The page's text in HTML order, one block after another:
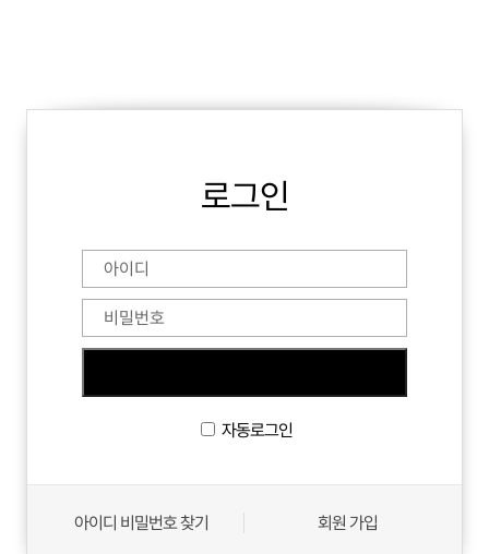
로그인
자동로그인
아이디 비밀번호 찾기 회원 가입